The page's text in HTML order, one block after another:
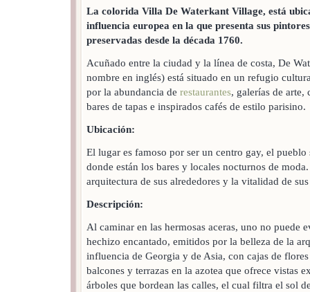
La colorida Villa De Waterkant Village, está
influencia europea en la que presenta sus
preservadas desde la década 1760.
Acuñado entre la ciudad y la línea de costa, De
nombre en inglés) está situado en un refugio
por la abundancia de restaurantes, galerías de arte,
bares de tapas e inspirados cafés de estilo parisino.
Ubicación:
El lugar es famoso por ser un centro gay, el pueblo
donde están los bares y locales nocturnos de
arquitectura de sus alrededores y la vitalidad de
Descripción:
Al caminar en las hermosas aceras, uno no puede
hechizo encantado, emitidos por la belleza de la
influencia de Georgia y de Asia, con cajas de
balcones y terrazas en la azotea que ofrece vistas
árboles que bordean las calles, el cual filtra el sol